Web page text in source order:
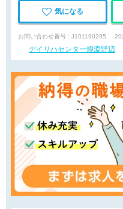
気になる
お問い合わせ番号 : J101190295
デイリハセンター煌淵野辺